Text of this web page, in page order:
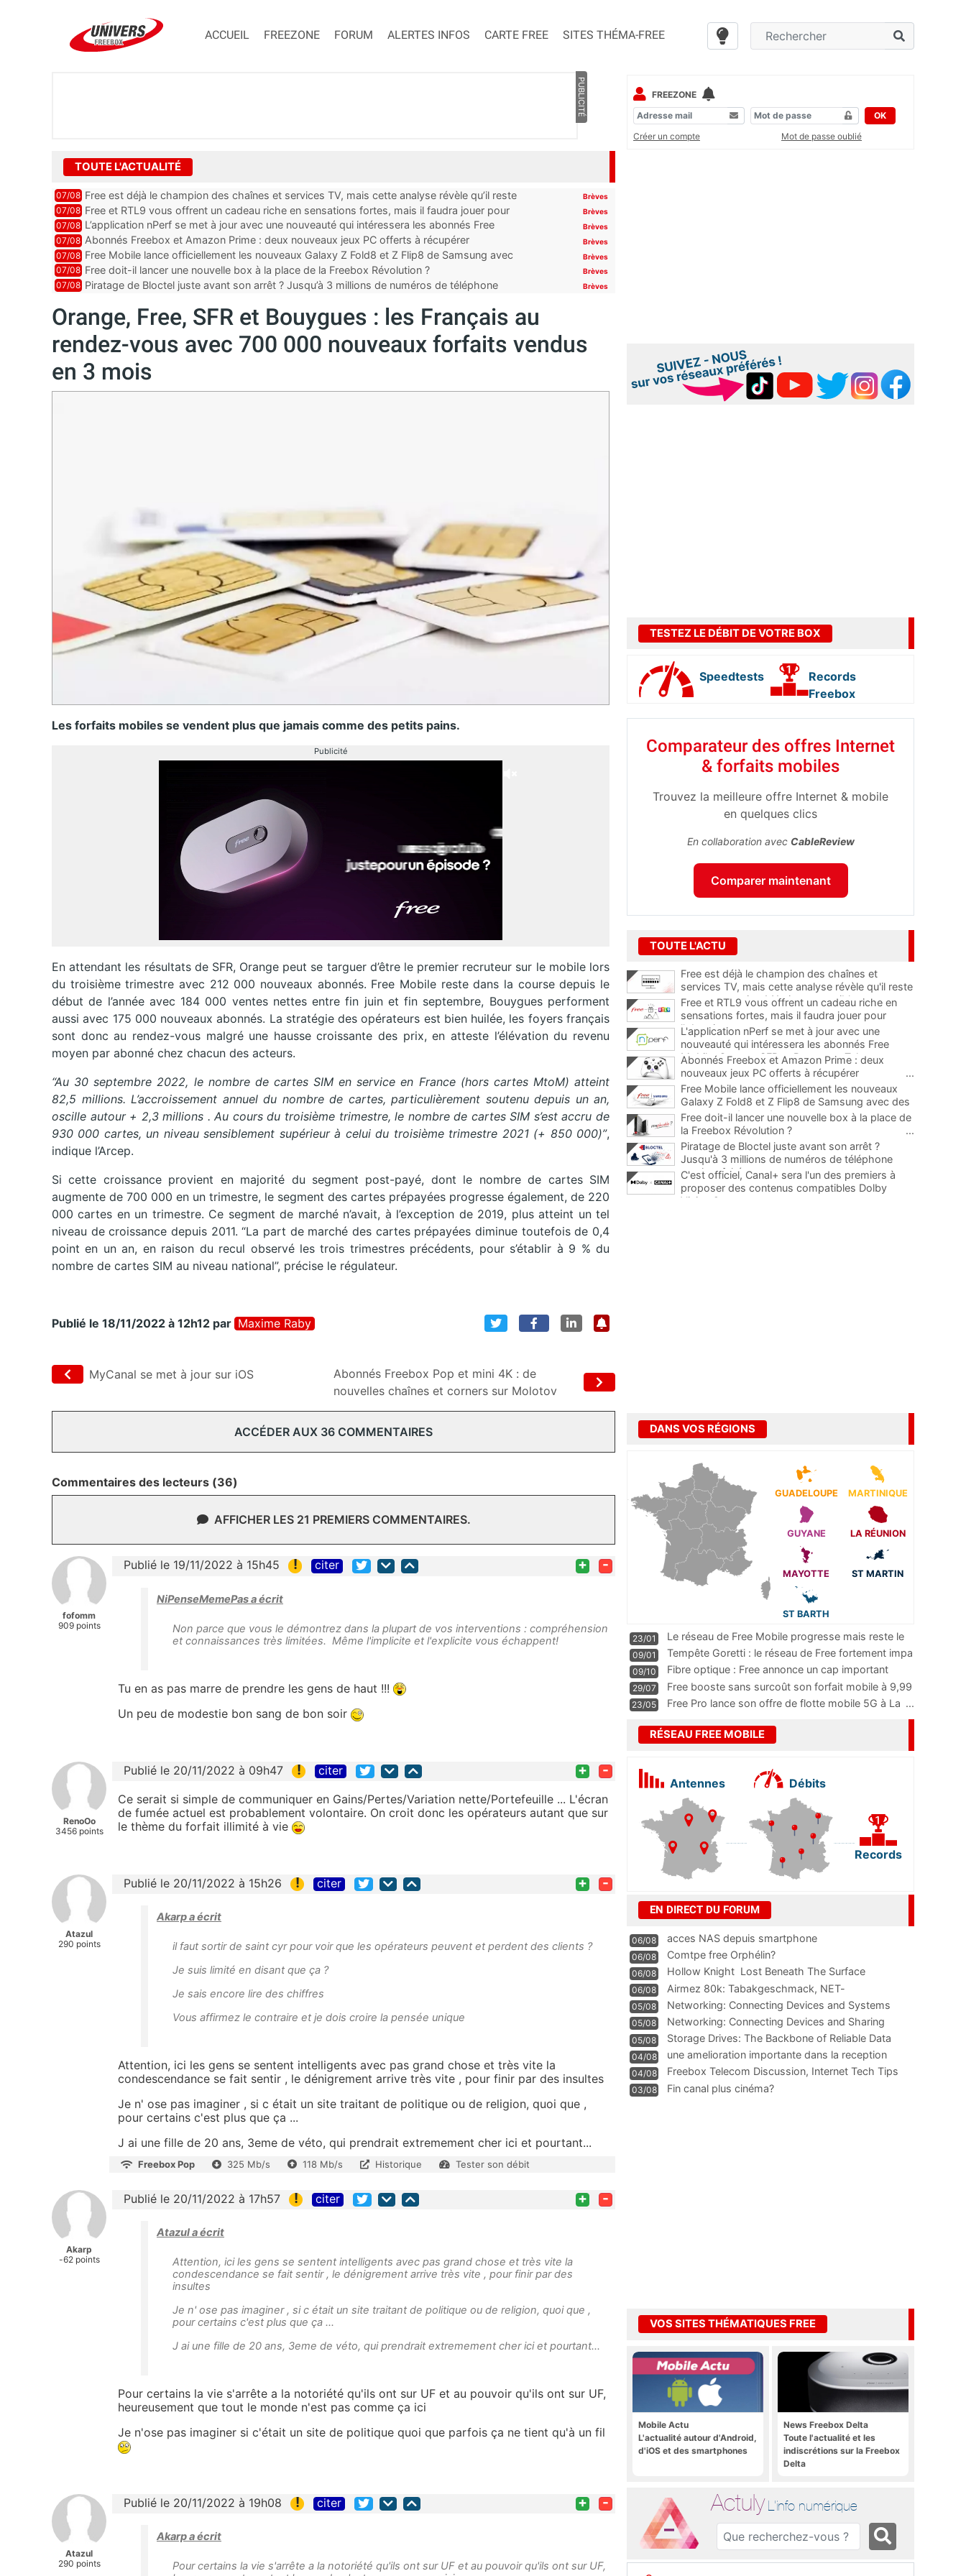
ACCUEIL FREEZONE FORUM ALERTES INFOS CARTE FREE SITES THÉMA-FREE
PUBLICITÉ
TOUTE L'ACTUALITÉ
07/08 Free est déjà le champion des chaînes et services TV, mais cette analyse révèle qu’il reste
encore au moin...
Brèves
07/08 Free et RTL9 vous offrent un cadeau riche en sensations fortes, mais il faudra jouer pour
l’obtenir
Brèves
07/08 L’application nPerf se met à jour avec une nouveauté qui intéressera les abonnés Free
Mobile, Orange, SFR ...
Brèves
07/08 Abonnés Freebox et Amazon Prime : deux nouveaux jeux PC offerts à récupérer Brèves
07/08 Free Mobile lance officiellement les nouveaux Galaxy Z Fold8 et Z Flip8 de Samsung avec
des promos et des cadeaux
Brèves
07/08 Free doit-il lancer une nouvelle box à la place de la Freebox Révolution ? Brèves
07/08 Piratage de Bloctel juste avant son arrêt ? Jusqu’à 3 millions de numéros de téléphone
Brèves
Orange, Free, SFR et Bouygues : les Français au
rendez-vous avec 700 000 nouveaux forfaits vendus
en 3 mois
Les forfaits mobiles se vendent plus que jamais comme des petits pains.
Publicité
En attendant les résultats de SFR, Orange peut se targuer d’être le premier recruteur sur le mobile lors
du troisième trimestre avec 212 000 nouveaux abonnés. Free Mobile reste dans la course depuis le
début de l’année avec 184 000 ventes nettes entre fin juin et fin septembre, Bouygues performent
aussi avec 175 000 nouveaux abonnés. La stratégie des opérateurs est bien huilée, les foyers français
sont donc au rendez-vous malgré une hausse croissante des prix, en atteste l’élévation du revenu
moyen par abonné chez chacun des acteurs.
“Au 30 septembre 2022, le nombre de cartes SIM en service en France (hors cartes MtoM) atteint
82,5 millions. L’accroissement annuel du nombre de cartes, particulièrement soutenu depuis un an,
oscille autour + 2,3 millions . Au cours du troisième trimestre, le nombre de cartes SIM s’est accru de
930 000 cartes, un niveau sensiblement supérieur à celui du troisième trimestre 2021 (+ 850 000)”,
indique l’Arcep.
Si cette croissance provient en majorité du segment post-payé, dont le nombre de cartes SIM
augmente de 700 000 en un trimestre, le segment des cartes prépayées progresse également, de 220
000 cartes en un trimestre. Ce segment de marché n’avait, à l’exception de 2019, plus atteint un tel
niveau de croissance depuis 2011. “La part de marché des cartes prépayées diminue toutefois de 0,4
point en un an, en raison du recul observé les trois trimestres précédents, pour s’établir à 9 % du
nombre de cartes SIM au niveau national”, précise le régulateur.
Publié le 18/11/2022 à 12h12 par Maxime Raby
MyCanal se met à jour sur iOS
Abonnés Freebox Pop et mini 4K : de
nouvelles chaînes et corners sur Molotov
ACCÉDER AUX 36 COMMENTAIRES
Commentaires des lecteurs (36)
AFFICHER LES 21 PREMIERS COMMENTAIRES.
fofomm
909 points
Publié le 19/11/2022 à 15h45 ! citer + -
NiPenseMemePas a écrit
Non parce que vous le démontrez dans la plupart de vos interventions : compréhension
et connaissances très limitées. Même l'implicite et l'explicite vous échappent!
Tu en as pas marre de prendre les gens de haut !!!
Un peu de modestie bon sang de bon soir
RenoOo
3456 points
Publié le 20/11/2022 à 09h47 ! citer + -
Ce serait si simple de communiquer en Gains/Pertes/Variation nette/Portefeuille ... L'écran
de fumée actuel est probablement volontaire. On croit donc les opérateurs autant que sur
le thème du forfait illimité à vie
Atazul
290 points
Publié le 20/11/2022 à 15h26 ! citer + -
Akarp a écrit
il faut sortir de saint cyr pour voir que les opérateurs peuvent et perdent des clients ?
Je suis limité en disant que ça ?
Je sais encore lire des chiffres
Vous affirmez le contraire et je dois croire la pensée unique
Attention, ici les gens se sentent intelligents avec pas grand chose et très vite la
condescendance se fait sentir , le dénigrement arrive très vite , pour finir par des insultes
Je n' ose pas imaginer , si c était un site traitant de politique ou de religion, quoi que ,
pour certains c'est plus que ça ...
J ai une fille de 20 ans, 3eme de véto, qui prendrait extremement cher ici et pourtant...
Freebox Pop 325 Mb/s 118 Mb/s Historique Tester son débit
Akarp
-62 points
Publié le 20/11/2022 à 17h57 ! citer + -
Atazul a écrit
Attention, ici les gens se sentent intelligents avec pas grand chose et très vite la
condescendance se fait sentir , le dénigrement arrive très vite , pour finir par des
insultes
Je n' ose pas imaginer , si c était un site traitant de politique ou de religion, quoi que ,
pour certains c'est plus que ça ...
J ai une fille de 20 ans, 3eme de véto, qui prendrait extremement cher ici et pourtant...
Pour certains la vie s'arrête a la notoriété qu'ils ont sur UF et au pouvoir qu'ils ont sur UF,
heureusement que tout le monde n'est pas comme ça ici
Je n'ose pas imaginer si c'était un site de politique quoi que parfois ça ne tient qu'à un fil
Atazul
290 points
Publié le 20/11/2022 à 19h08 ! citer + -
Akarp a écrit
Pour certains la vie s'arrête a la notoriété qu'ils ont sur UF et au pouvoir qu'ils ont sur UF,
FREEZONE
OK
Créer un compte
Mot de passe oublié
TESTEZ LE DÉBIT DE VOTRE BOX
Speedtests
Records
Freebox
Comparateur des offres Internet
& forfaits mobiles
Trouvez la meilleure offre Internet & mobile
en quelques clics
En collaboration avec CableReview
Comparer maintenant
TOUTE L'ACTU
Free est déjà le champion des chaînes et
services TV, mais cette analyse révèle qu'il reste
encore au moins 141 ajouts possibles
Free et RTL9 vous offrent un cadeau riche en
sensations fortes, mais il faudra jouer pour
l'obtenir
L'application nPerf se met à jour avec une
nouveauté qui intéressera les abonnés Free
Mobile, Orange, SFR et Bouygues Telecom
Abonnés Freebox et Amazon Prime : deux
nouveaux jeux PC offerts à récupérer
...
Free Mobile lance officiellement les nouveaux
Galaxy Z Fold8 et Z Flip8 de Samsung avec des
promos et des cadeaux
...
Free doit-il lancer une nouvelle box à la place de
la Freebox Révolution ?
...
Piratage de Bloctel juste avant son arrêt ?
Jusqu'à 3 millions de numéros de téléphone
auraient fuité
C'est officiel, Canal+ sera l'un des premiers à
proposer des contenus compatibles Dolby
Vision 2
DANS VOS RÉGIONS
GUADELOUPE MARTINIQUE
GUYANE LA RÉUNION
MAYOTTE ST MARTIN
ST BARTH
23/01
Le réseau de Free Mobile progresse mais reste le
m
...
09/01
Tempête Goretti : le réseau de Free fortement impa
09/10
Fibre optique : Free annonce un cap important
pass
...
29/07
Free booste sans surcoût son forfait mobile à 9,99
23/05 Free Pro lance son offre de flotte mobile 5G à La ...
RÉSEAU FREE MOBILE
Antennes Débits
Records
EN DIRECT DU FORUM
06/08 acces NAS depuis smartphone
06/08 Comtpe free Orphélin?
06/08 Hollow Knight  Lost Beneath The Surface
06/08
Airmez 80k: Tabakgeschmack, NET-
Technologie und Leistung im
05/08 Networking: Connecting Devices and Systems
05/08
Networking: Connecting Devices and Sharing
Information
05/08
Storage Drives: The Backbone of Reliable Data
Management
04/08
une amelioration importante dans la reception
WIFI
04/08
Freebox Telecom Discussion, Internet Tech Tips
Communi
03/08 Fin canal plus cinéma?
VOS SITES THÉMATIQUES FREE
Mobile Actu
L'actualité autour d'Android,
d'iOS et des smartphones
News Freebox Delta
Toute l'actualité et les
indiscrétions sur la Freebox
Delta
Actuly L'info numérique